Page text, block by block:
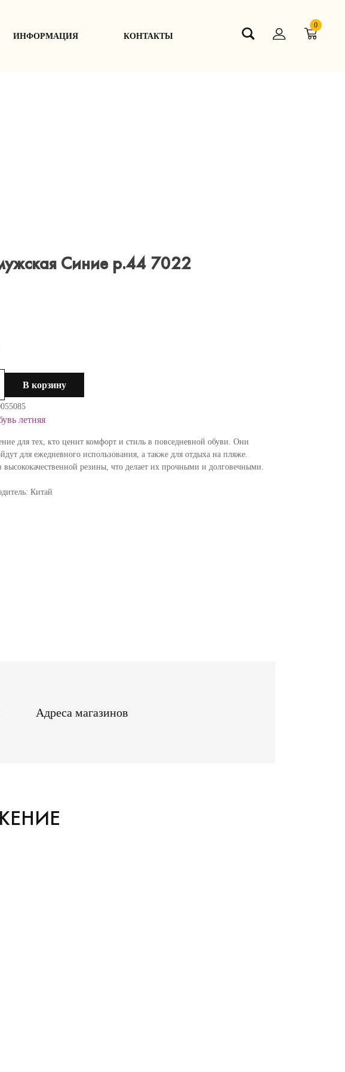
ИНФОРМАЦИЯ КОНТАКТЫ
0
Синие р.44 7022
В корзину
летняя
для тех, кто ценит комфорт и стиль в повседневной обуви. Они
для ежедневного использования, а также для отдыха на пляже.
высококачественной резины, что делает их прочными и долговечными.
Китай
Адреса магазинов